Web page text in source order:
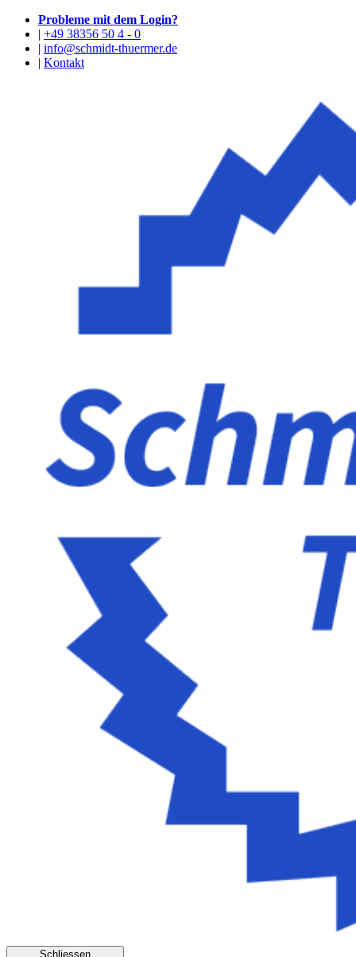
Probleme mit dem Login?
| +49 38356 50 4 - 0
| info@schmidt-thuermer.de
| Kontakt
Schliessen